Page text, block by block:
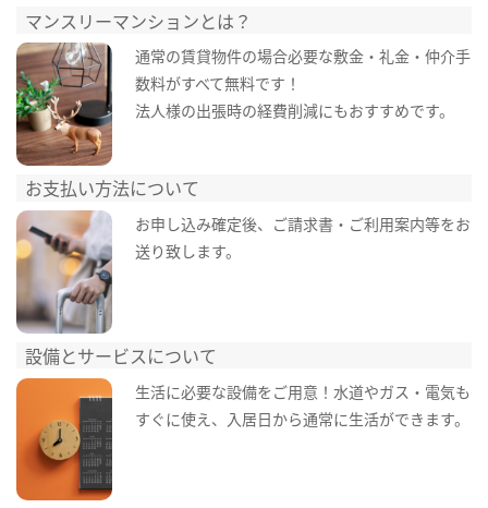
マンスリーマンションとは？
通常の賃貸物件の場合必要な敷金・礼金・仲介手
数料がすべて無料です！
法人様の出張時の経費削減にもおすすめです。
お支払い方法について
お申し込み確定後、ご請求書・ご利用案内等をお
送り致します。
設備とサービスについて
生活に必要な設備をご用意！水道やガス・電気も
すぐに使え、入居日から通常に生活ができます。